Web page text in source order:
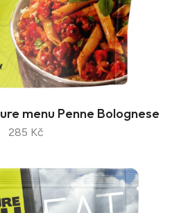
menu Penne Bolognese
285 Kč